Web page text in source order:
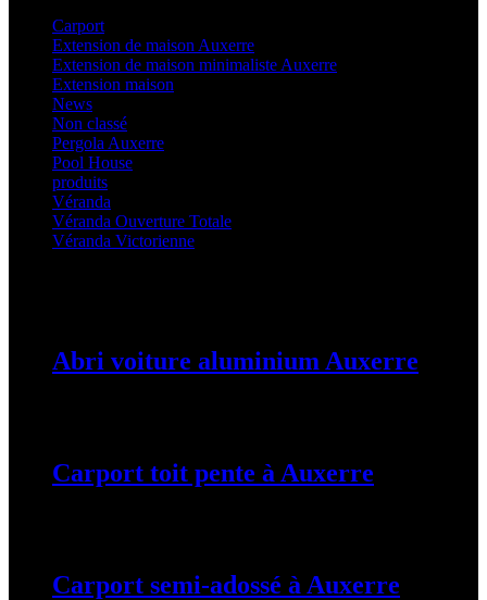
Carport(36)
Extension de maison Auxerre
Extension de maison minimaliste Auxerre
Extension maison
News
Non classé
Pergola Auxerre
Pool House
produits
Véranda
Véranda Ouverture Totale
Véranda Victorienne
Abri voiture aluminium Auxerre
Carport toit pente à Auxerre
Carport semi-adossé à Auxerre